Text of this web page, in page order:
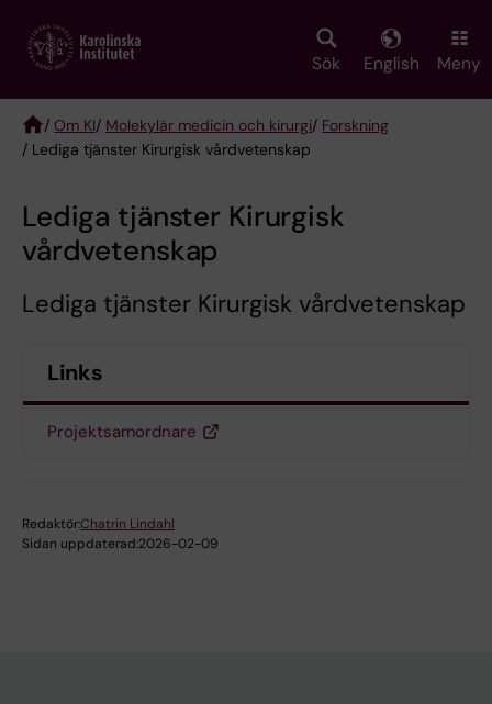
main
Sök English Meny
Breadcrumb
/ Om KI/ Molekylär medicin och kirurgi/ Forskning
/ Lediga tjänster Kirurgisk vårdvetenskap
Lediga tjänster Kirurgisk
vårdvetenskap
Lediga tjänster Kirurgisk vårdvetenskap
Links
Projektsamordnare
Redaktör:Chatrin Lindahl
Sidan uppdaterad:2026-02-09